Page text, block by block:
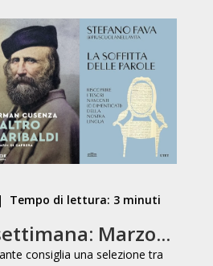
| Tempo di lettura: 3 minuti
Marzo...
consiglia una selezione tra